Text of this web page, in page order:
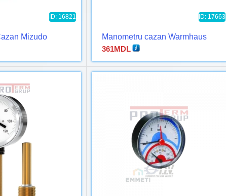
ID: 16821
Mizudo
ID: 17663
Manometru cazan Warmhaus
361MDL